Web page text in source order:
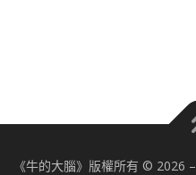
《牛的大腦》版權所有 © 2026 –